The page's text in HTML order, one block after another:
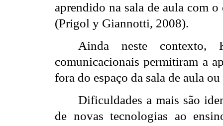
aprendido na sala de aula com
(Prigol y Giannotti, 2008).
Ainda neste
comunicacionais permitiram a
fora do espaço da sala de aula
Dificuldades a mais são
de novas tecnologias ao